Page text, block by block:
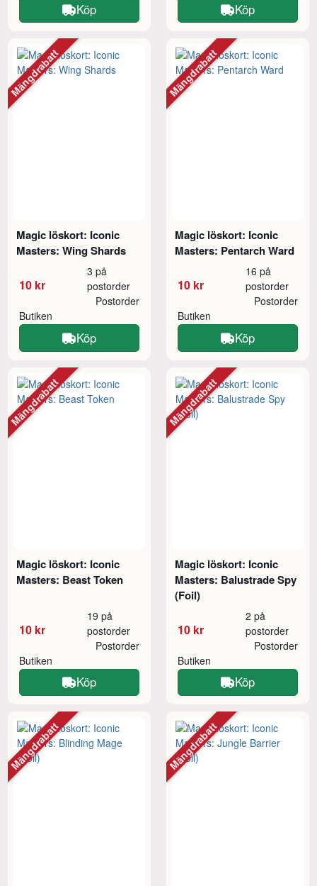
Köp Köp
Magic löskort: Iconic
Masters: Wing Shards
10 kr
3 på
postorder
Butiken
Postorder
Köp
Mängdrabatt
Magic löskort: Iconic
Masters: Pentarch Ward
10 kr
16 på
postorder
Butiken
Postorder
Köp
Mängdrabatt
Magic löskort: Iconic
Masters: Beast Token
10 kr
19 på
postorder
Butiken
Postorder
Köp
Mängdrabatt
Magic löskort: Iconic
Masters: Balustrade Spy
(Foil)
10 kr
2 på
postorder
Butiken
Postorder
Köp
Mängdrabatt
Mängdrabatt Mängdrabatt